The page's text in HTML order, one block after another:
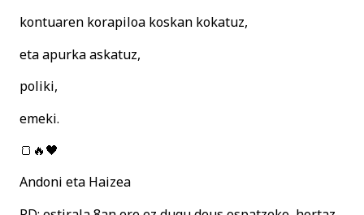
kontuaren korapiloa koskan kokatuz,
eta apurka askatuz,
poliki,
emeki.
🍞🔥🖤
Andoni eta Haizea